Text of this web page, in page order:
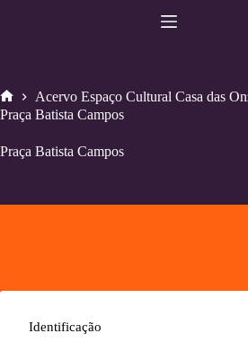
Home
Acervo Espaço Cultural Casa das
Praça Batista Campos
Praça Batista Campos
Identificação